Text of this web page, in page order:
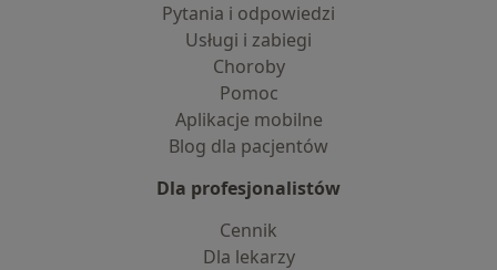
Pytania i odpowiedzi
Usługi i zabiegi
Choroby
Pomoc
Aplikacje mobilne
Blog dla pacjentów
Dla profesjonalistów
Cennik
Dla lekarzy